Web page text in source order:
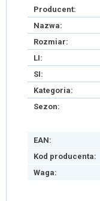
Producent:
Nazwa:
Rozmiar:
LI:
SI:
Kategoria:
Sezon:
EAN:
Kod producenta:
Waga: